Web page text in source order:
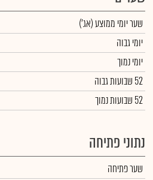
שער יומי ממוצע(אג')
יומי גבוה
יומי נמוך
52 שבועות גבוה
52 שבועות נמוך
נתוני פתיחה
שער פתיחה